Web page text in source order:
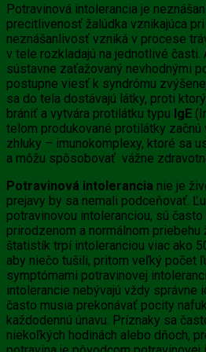
Potravinová intolerancia je
precitlivenosť žalúdka vznikajúca
neznášanlivosť vzniká v procese
v tele rozkladajú na jednotlivé časti.
sústavne zaťažovaný nevhodnými
postupne viesť k syndrómu
sa do tela dostávajú látky, proti
brániť a vytvára protilátku typu IgE
telom produkované protilátky
zhluky – imunokomplexy, ktoré sa
a môžu spôsobovať vážne
Potravinová intolerancia nie je
prejavy by sa nemali podceňovať.
potravinovou intoleranciou, sú
prirodzenom a normálnom
štatistík trpí intoleranciou viac ako
aby niečo tušili, pritom veľký počet
symptómami potravinovej
intolerancie nebývajú vždy správne
často musia prekonávať pocity
každodennú únavu. Príznaky sa
niekoľkých hodinách alebo dňoch,